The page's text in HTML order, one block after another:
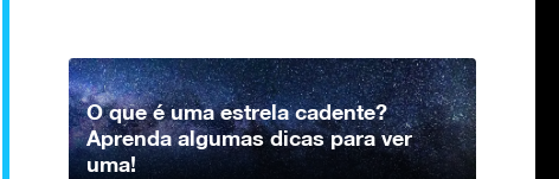
O que é uma estrela cadente?
Aprenda algumas dicas para ver
uma!